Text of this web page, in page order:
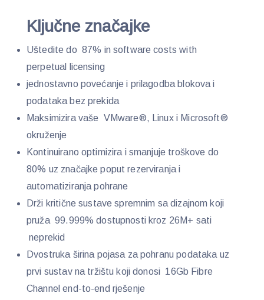
Ključne značajke
Uštedite do 87% in software costs with
perpetual licensing
jednostavno povećanje i prilagodba blokova i
podataka bez prekida
Maksimizira vaše VMware®, Linux i Microsoft®
okruženje
Kontinuirano optimizira i smanjuje troškove do
80% uz značajke poput rezerviranja i
automatiziranja pohrane
Drži kritične sustave spremnim sa dizajnom koji
pruža 99.999% dostupnosti kroz 26M+ sati
neprekid
Dvostruka širina pojasa za pohranu podataka uz
prvi sustav na tržištu koji donosi 16Gb Fibre
Channel end-to-end rješenje